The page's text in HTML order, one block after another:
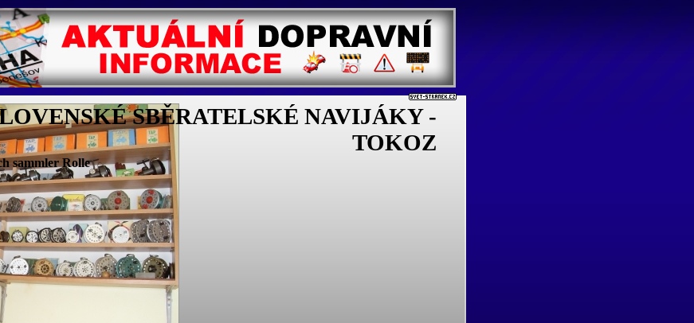
SBĚRATELSKÉ NAVIJÁKY -
TOKOZ
sammler Rolle